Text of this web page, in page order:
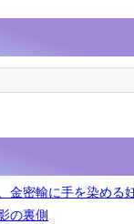
金密輸に手を染め
の裏側